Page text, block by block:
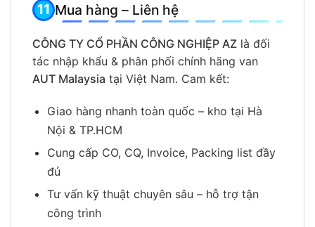
Mua hàng – Liên hệ
CÔNG TY CỔ PHẦN CÔNG NGHIỆP AZ là đối
tác nhập khẩu & phân phối chính hãng van
AUT Malaysia tại Việt Nam. Cam kết:
Giao hàng nhanh toàn quốc – kho tại Hà
Nội & TP.HCM
Cung cấp CO, CQ, Invoice, Packing list đầy
đủ
Tư vấn kỹ thuật chuyên sâu – hỗ trợ tận
công trình